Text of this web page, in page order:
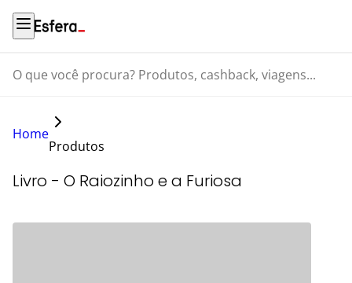
O que você procura? Produtos, cashback, viagens...
Home
Produtos
Livro - O Raiozinho e a Furiosa